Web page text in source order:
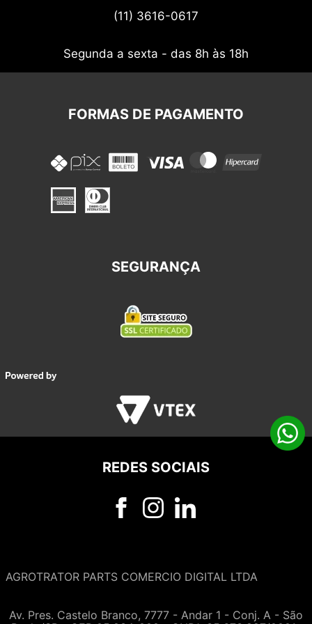
(11) 3616-0617
Segunda a sexta - das 8h às 18h
FORMAS DE PAGAMENTO
SEGURANÇA
REDES SOCIAIS
AGROTRATOR PARTS COMERCIO DIGITAL LTDA
Av. Pres. Castelo Branco, 7777 - Andar 1 - Conj. A - São